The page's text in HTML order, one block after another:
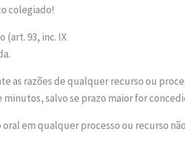
colegiado!
93, inc. IX
as razões de qualquer recurso ou
salvo se prazo maior for
em qualquer processo ou recurso